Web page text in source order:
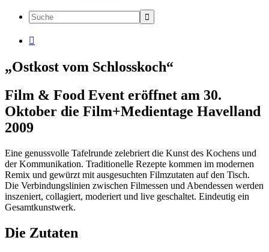

„Ostkost vom Schlosskoch“
Film & Food Event eröffnet am 30.
Oktober die Film+Medientage Havelland
2009
Eine genussvolle Tafelrunde zelebriert die Kunst des Kochens und
der Kommunikation. Traditionelle Rezepte kommen im modernen
Remix und gewürzt mit ausgesuchten Filmzutaten auf den Tisch.
Die Verbindungslinien zwischen Filmessen und Abendessen werden
inszeniert, collagiert, moderiert und live geschaltet. Eindeutig ein
Gesamtkunstwerk.
Die Zutaten